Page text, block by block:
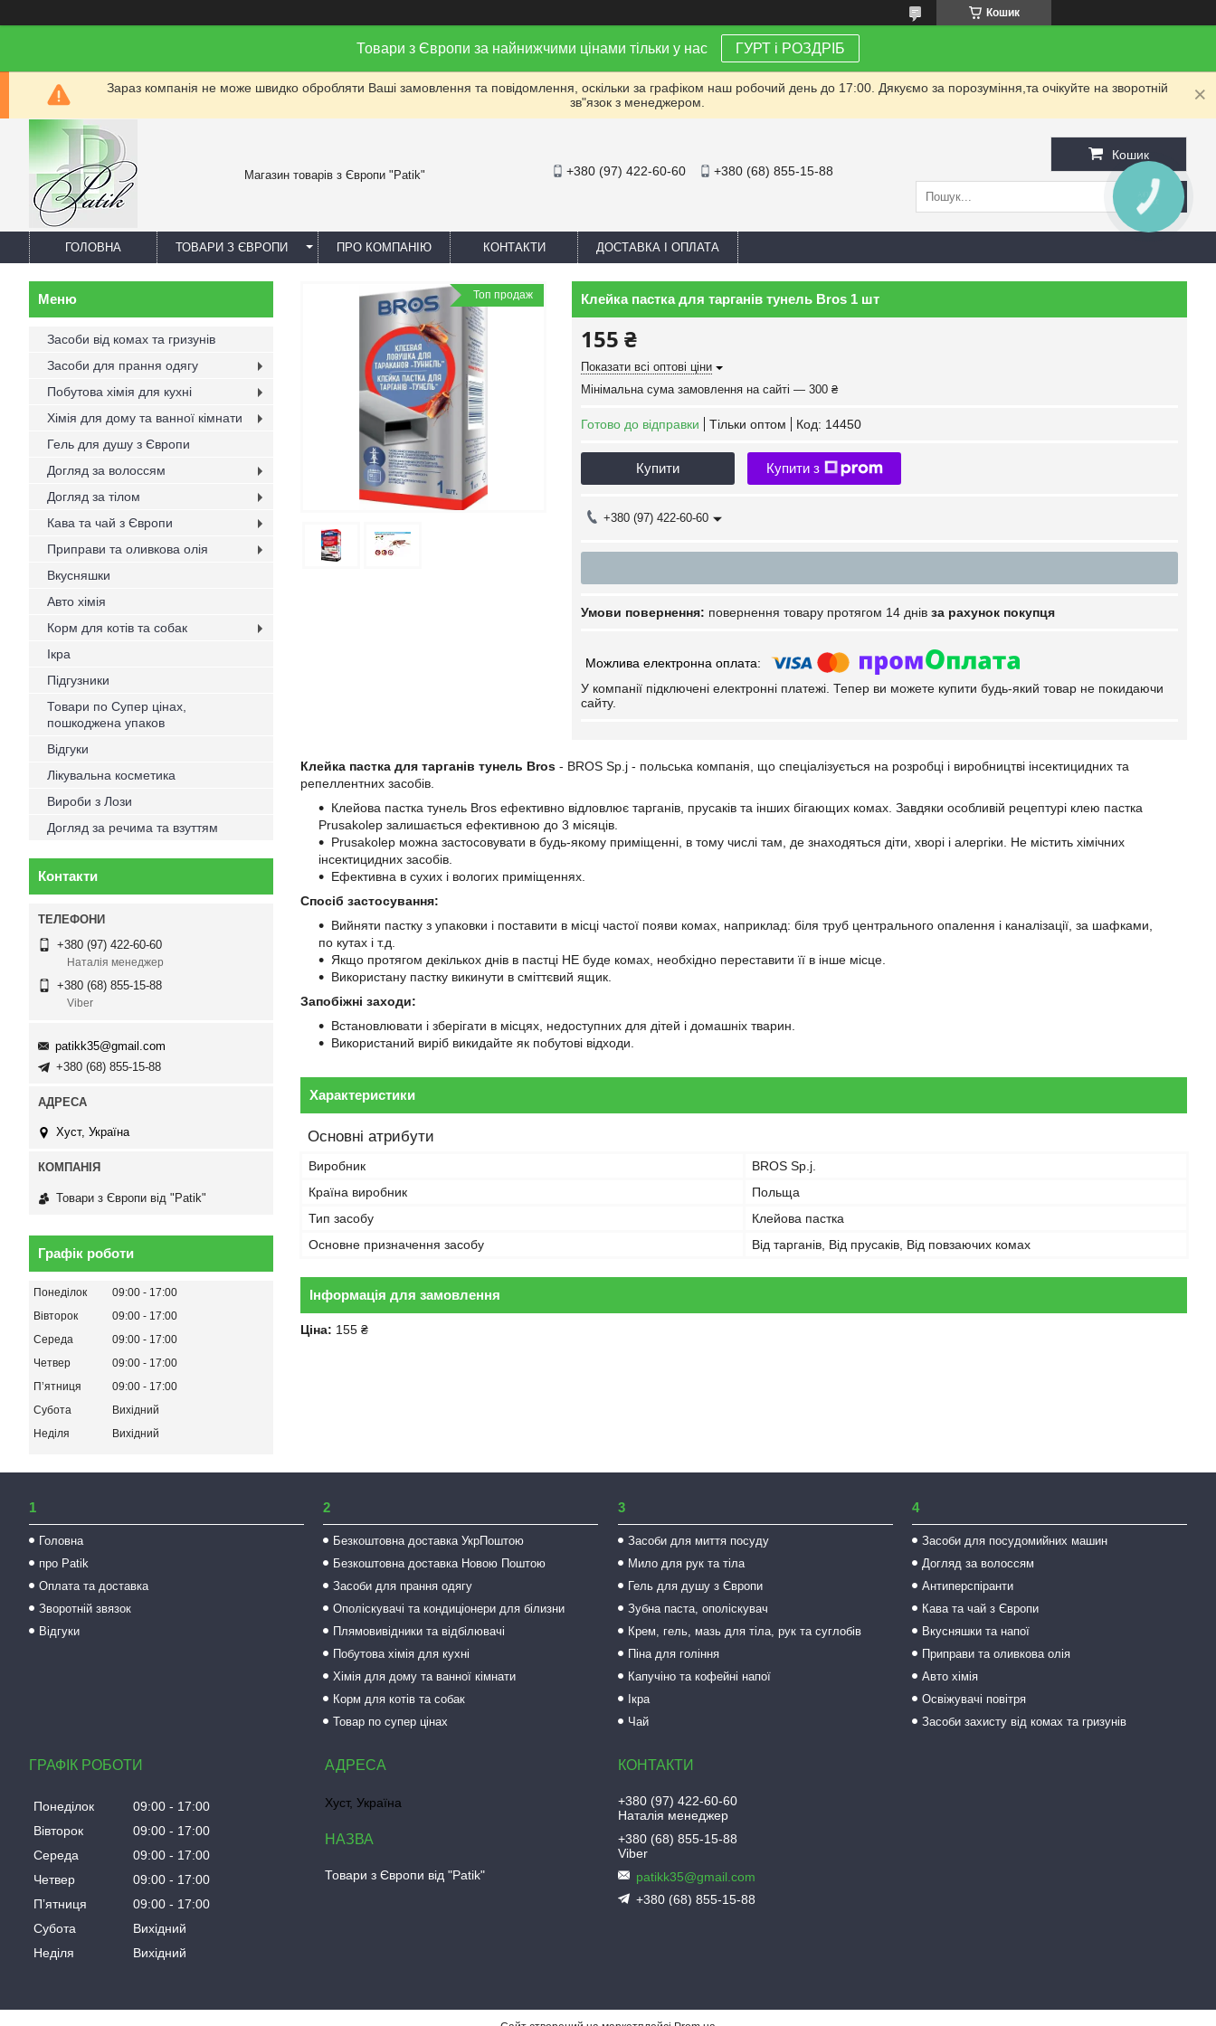
Кошик
Товари з Європи за найнижчими цінами тільки у нас ГУРТ і РОЗДРІБ
Зараз компанія не може швидко обробляти Ваші замовлення та повідомлення, оскільки за графіком наш робочий день до 17:00. Дякуємо за порозуміння,та очікуйте на зворотній
зв"язок з менеджером.
Магазин товарів з Європи "Patik" +380 (97) 422-60-60 +380 (68) 855-15-88
Кошик
ГОЛОВНА ТОВАРИ З ЄВРОПИ ПРО КОМПАНІЮ КОНТАКТИ ДОСТАВКА І ОПЛАТА
Топ продаж Клейка пастка для тарганів тунель Bros 1 шт
155 ₴
Показати всі оптові ціни
Мінімальна сума замовлення на сайті — 300 ₴
Готово до відправки Тільки оптом Код: 14450
Купити Купити з
+380 (97) 422-60-60
повернення товару протягом 14 днів за рахунок покупця
У компанії підключені електронні платежі. Тепер ви можете купити будь-який товар не покидаючи
сайту.
Клейка пастка для тарганів тунель Bros - BROS Sp.j - польська компанія, що спеціалізується на розробці і виробництві інсектицидних та
репеллентних засобів.
Клейова пастка тунель Bros ефективно відловлює тарганів, прусаків та інших бігающих комах. Завдяки особливій рецептурі клею пастка
Prusakolep залишається ефективною до 3 місяців.
Prusakolep можна застосовувати в будь-якому приміщенні, в тому числі там, де знаходяться діти, хворі і алергіки. Не містить хімічних
інсектицидних засобів.
Ефективна в сухих і вологих приміщеннях.
Спосіб застосування:
Вийняти пастку з упаковки і поставити в місці частої появи комах, наприклад: біля труб центрального опалення і каналізації, за шафками,
по кутах і т.д.
Якщо протягом декількох днів в пастці НЕ буде комах, необхідно переставити її в інше місце.
Використану пастку викинути в сміттєвий ящик.
Запобіжні заходи:
Встановлювати і зберігати в місцях, недоступних для дітей і домашніх тварин.
Використаний виріб викидайте як побутові відходи.
Характеристики
Основні атрибути
Виробник
BROS Sp.j.
Країна виробник
Польща
Тип засобу
Клейова пастка
Основне призначення засобу
Від тарганів, Від прусаків, Від повзаючих комах
Інформація для замовлення
Ціна: 155 ₴
Засоби від комах та гризунів
Засоби для прання одягу
Побутова хімія для кухні
Хімія для дому та ванної кімнати
Гель для душу з Європи
Догляд за волоссям
Догляд за тілом
Кава та чай з Європи
Приправи та оливкова олія
Вкусняшки
Авто хімія
Корм для котів та собак
Ікра
Підгузники
Товари по Супер цінах,
пошкоджена упаков
Відгуки
Лікувальна косметика
Вироби з Лози
Догляд за речима та взуттям
Контакти
+380 (97) 422-60-60
Наталія менеджер
+380 (68) 855-15-88
Viber
patikk35@gmail.com
+380 (68) 855-15-88
Хуст, Україна
Товари з Європи від "Patik"
Графік роботи
Понеділок 09:00
17:00
Вівторок
09:00
17:00
Середа
09:00
17:00
Четвер
09:00
17:00
Пʼятниця
09:00
17:00
Субота
Вихідний
Неділя
Вихідний
1
Головна
про Patik
Оплата та доставка
Зворотній звязок
Відгуки
2
Безкоштовна доставка УкрПоштою
Безкоштовна доставка Новою Поштою
Засоби для прання одягу
Ополіскувачі та кондиціонери для білизни
Плямовивідники та відбілювачі
Побутова хімія для кухні
Хімія для дому та ванної кімнати
Корм для котів та собак
Товар по супер цінах
3
Засоби для миття посуду
Мило для рук та тіла
Гель для душу з Європи
Зубна паста, ополіскувач
Крем, гель, мазь для тіла, рук та суглобів
Піна для гоління
Капучіно та кофейні напої
Ікра
Чай
4
Засоби для посудомийних машин
Догляд за волоссям
Антиперспіранти
Кава та чай з Європи
Вкусняшки та напої
Приправи та оливкова олія
Авто хімія
Освіжувачі повітря
Засоби захисту від комах та гризунів
ГРАФІК РОБОТИ
Понеділок 09:00
17:00
Вівторок
09:00
17:00
Середа
09:00
17:00
Четвер
09:00
17:00
Пʼятниця
09:00
17:00
Субота
Вихідний
Неділя
Вихідний
Хуст, Україна
Товари з Європи від "Patik"
+380 (97) 422-60-60
Наталія менеджер
+380 (68) 855-15-88
Viber
patikk35@gmail.com
+380 (68) 855-15-88
КНОПКА
ЗВ'ЯЗКУ